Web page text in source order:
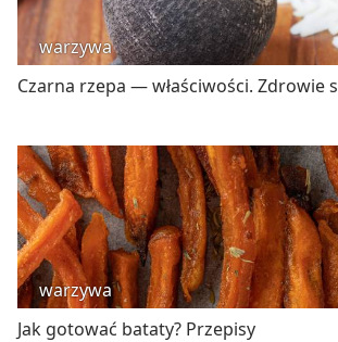
warzywa
Czarna rzepa — właściwości. Zdrowie
warzywa
Jak gotować bataty? Przepisy